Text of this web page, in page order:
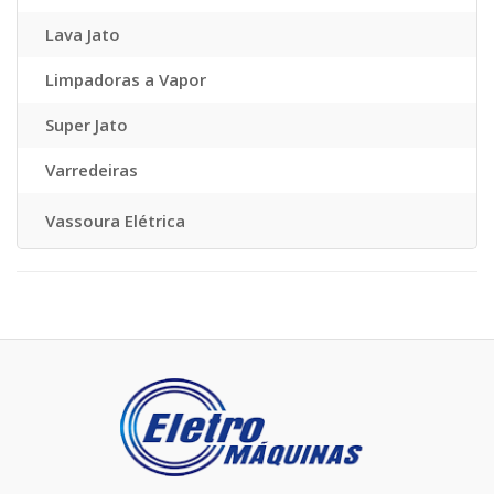
Lava Jato
Limpadoras a Vapor
Super Jato
Varredeiras
Vassoura Elétrica